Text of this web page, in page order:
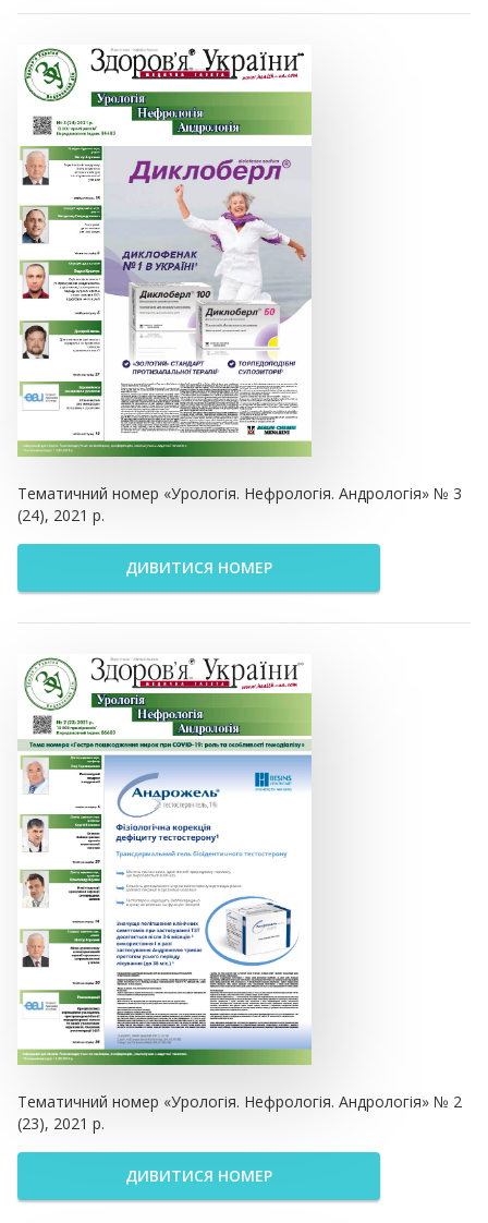
Тематичний номер «Урологія. Нефрологія. Андрологія» № 3
(24), 2021 р.
ДИВИТИСЯ НОМЕР
Тематичний номер «Урологія. Нефрологія. Андрологія» № 2
(23), 2021 р.
ДИВИТИСЯ НОМЕР